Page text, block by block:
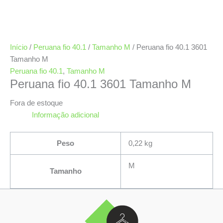
Início / Peruana fio 40.1 / Tamanho M / Peruana fio 40.1 3601
Tamanho M
Peruana fio 40.1 , Tamanho M
Peruana fio 40.1 3601 Tamanho M
Fora de estoque
Informação adicional
Peso 0,22 kg
Tamanho
M